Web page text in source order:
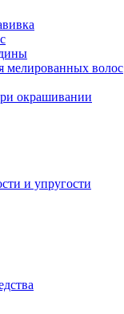
мелированных волос
окрашивании
и упругости